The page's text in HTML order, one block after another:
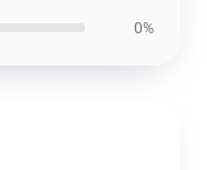
0%